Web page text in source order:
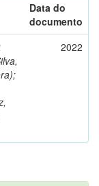
Data do
documento
2022